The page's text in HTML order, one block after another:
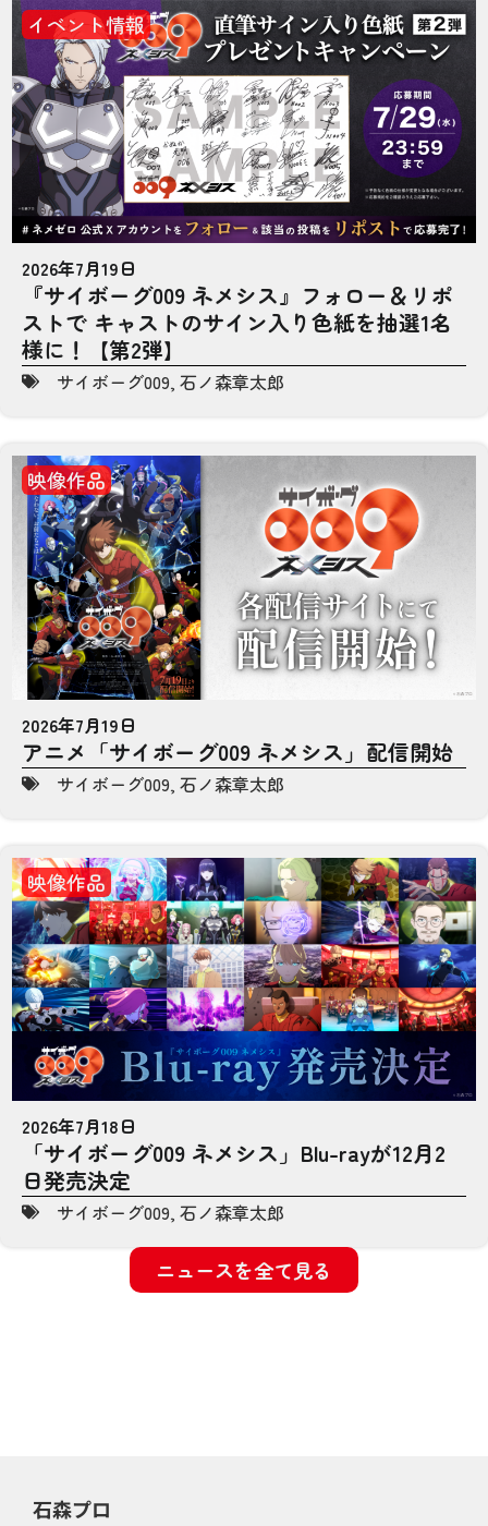
イベント情報
2026年7月19日
『サイボーグ009 ネメシス』フォロー＆リポ
ストで キャストのサイン入り色紙を抽選1名
様に！【第2弾】
サイボーグ009, 石ノ森章太郎
映像作品
2026年7月19日
アニメ「サイボーグ009 ネメシス」配信開始
サイボーグ009, 石ノ森章太郎
映像作品
2026年7月18日
「サイボーグ009 ネメシス」Blu-rayが12月2
日発売決定
サイボーグ009, 石ノ森章太郎
ニュースを全て見る
石森プロ